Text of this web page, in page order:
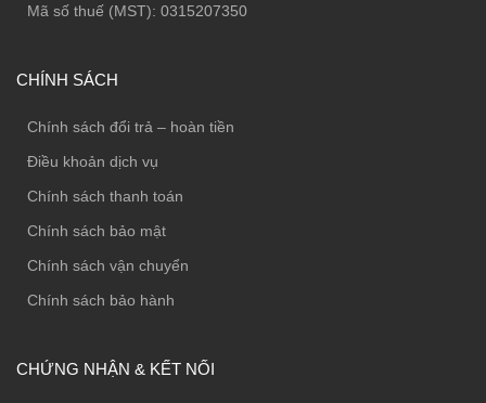
Mã số thuế (MST): 0315207350
CHÍNH SÁCH
Chính sách đổi trả – hoàn tiền
Điều khoản dịch vụ
Chính sách thanh toán
Chính sách bảo mật
Chính sách vận chuyển
Chính sách bảo hành
CHỨNG NHẬN & KẾT NỐI